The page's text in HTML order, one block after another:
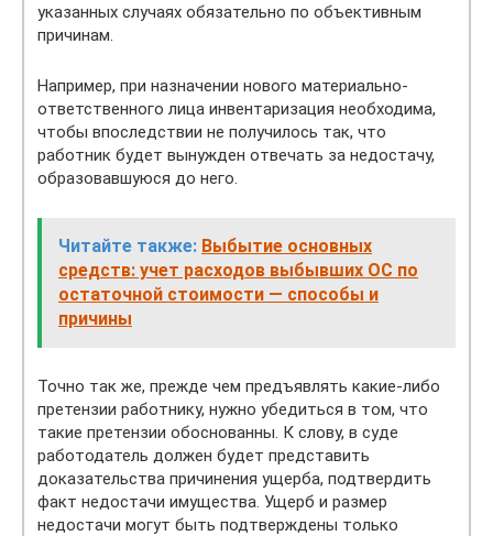
указанных случаях обязательно по объективным
причинам.
Например, при назначении нового материально-
ответственного лица инвентаризация необходима,
чтобы впоследствии не получилось так, что
работник будет вынужден отвечать за недостачу,
образовавшуюся до него.
Читайте также: Выбытие основных
средств: учет расходов выбывших ОС по
остаточной стоимости — способы и
причины
Точно так же, прежде чем предъявлять какие-либо
претензии работнику, нужно убедиться в том, что
такие претензии обоснованны. К слову, в суде
работодатель должен будет представить
доказательства причинения ущерба, подтвердить
факт недостачи имущества. Ущерб и размер
недостачи могут быть подтверждены только